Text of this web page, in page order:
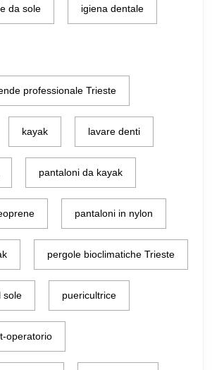
da sole igiena dentale
professionale Trieste
kayak lavare denti
pantaloni da kayak
pantaloni in nylon
pergole bioclimatiche Trieste
sole puericultrice
operatorio